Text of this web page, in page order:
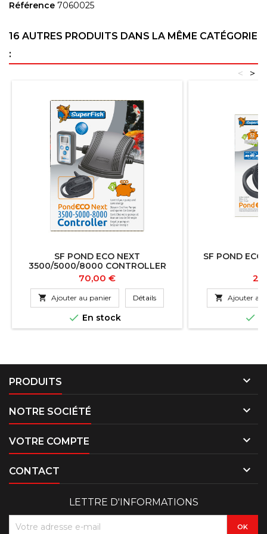
Référence 7060025
16 AUTRES PRODUITS DANS LA MÊME CATÉGORIE
:
>
<
SF POND ECO NEXT
3500/5000/8000 CONTROLLER
Prix
70,00 €
 Ajouter au panier Détails
 En stock
SF POND
 Ajouter au

PRODUITS 
NOTRE SOCIÉTÉ 
VOTRE COMPTE 
CONTACT 
LETTRE D'INFORMATIONS